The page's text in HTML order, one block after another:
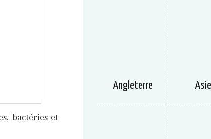
bactéries et
Angleterre Asie